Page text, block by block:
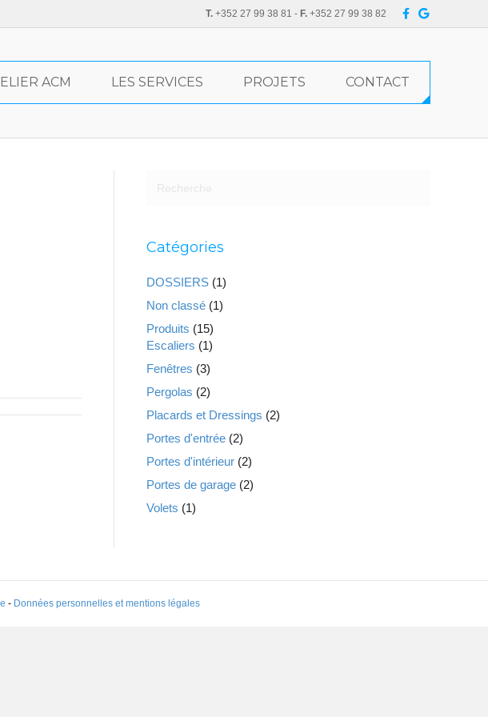
T. +352 27 99 38 81 - F. +352 27 99 38 82
c
o
o
k
G
o
e
ACM LES SERVICES PROJETS CONTACT
Catégories
DOSSIERS (1)
Non classé (1)
Produits (15)
Escaliers (1)
Fenêtres (3)
Pergolas (2)
Placards et Dressings (2)
Portes d'entrée (2)
Portes d'intérieur (2)
Portes de garage (2)
Volets (1)
- Données personnelles et mentions légales